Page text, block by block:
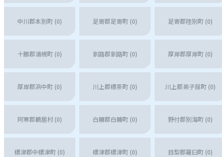
中川郡本別町 (0) 足寄郡足寄町 (0) 足寄郡陸別町 (0)
十勝郡浦幌町 (0) 釧路郡釧路町 (0) 厚岸郡厚岸町 (0)
厚岸郡浜中町 (0) 川上郡標茶町 (0) 川上郡弟子屈町 (0)
阿寒郡鶴居村 (0) 白糠郡白糠町 (0) 野付郡別海町 (0)
標津郡中標津町 (0) 標津郡標津町 (0) 目梨郡羅臼町 (0)